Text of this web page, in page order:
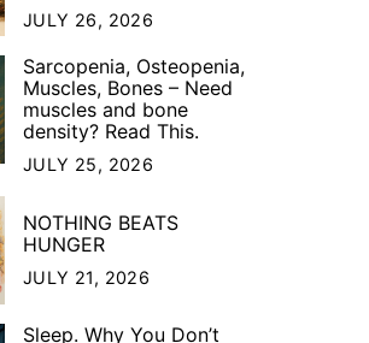
JULY 26, 2026
Sarcopenia, Osteopenia,
Muscles, Bones – Need
muscles and bone
density? Read This.
JULY 25, 2026
NOTHING BEATS
HUNGER
JULY 21, 2026
Sleep. Why You Don’t